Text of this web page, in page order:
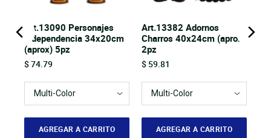
Art.13090 Personajes
Independencia 34x20cm
(aprox) 5pz
Price
$ 74.79
AGREGAR A CARRITO
Art.13382 Adornos
Charros 40x24cm (aprox)
2pz
Price
$ 59.81
AGREGAR A CARRITO